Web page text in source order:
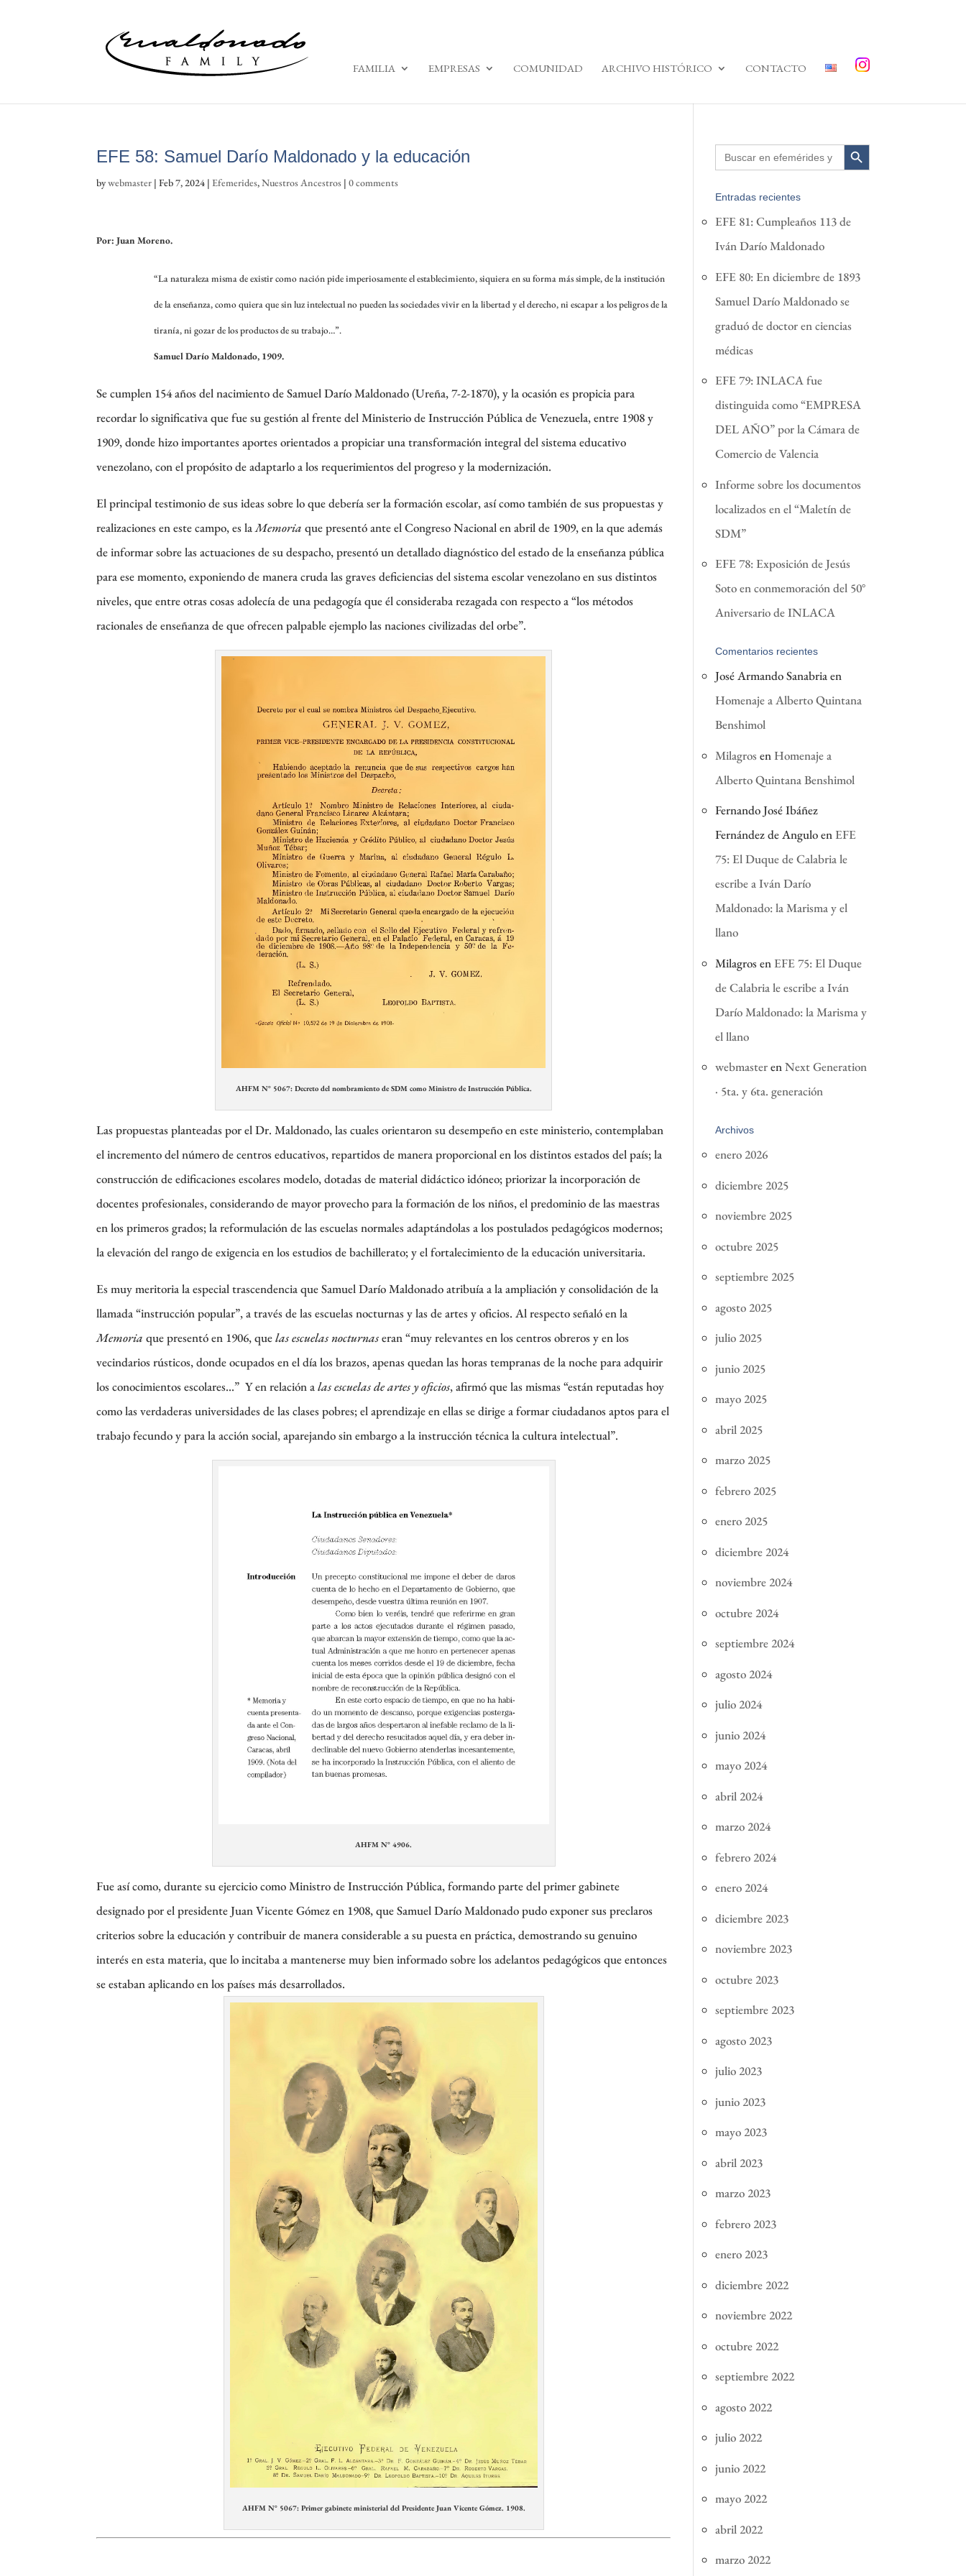
FAMILIA EMPRESAS COMUNIDAD ARCHIVO HISTÓRICO CONTACTO
EFE 58: Samuel Darío Maldonado y la educación
bywebmaster |Feb 7, 2024 |Efemerides,Nuestros Ancestros |0 comments
Por: Juan Moreno.
“La naturaleza misma de existir como nación pide imperiosamente el establecimiento, siquiera en su forma más simple, de la institución
de la enseñanza, como quiera que sin luz intelectual no pueden las sociedades vivir en la libertad y el derecho, ni escapar a los peligros de la
tiranía, ni gozar de los productos de su trabajo…”.
Samuel Darío Maldonado, 1909.
Se cumplen 154 años del nacimiento de Samuel Darío Maldonado (Ureña, 7-2-1870), y la ocasión es propicia para
recordar lo significativa que fue su gestión al frente del Ministerio de Instrucción Pública de Venezuela, entre 1908 y
1909, donde hizo importantes aportes orientados a propiciar una transformación integral del sistema educativo
venezolano, con el propósito de adaptarlo a los requerimientos del progreso y la modernización.
El principal testimonio de sus ideas sobre lo que debería ser la formación escolar, así como también de sus propuestas y
realizaciones en este campo, es laMemoriaque presentó ante el Congreso Nacional en abril de 1909, en la que además
de informar sobre las actuaciones de su despacho, presentó un detallado diagnóstico del estado de la enseñanza pública
para ese momento, exponiendo de manera cruda las graves deficiencias del sistema escolar venezolano en sus distintos
niveles, que entre otras cosas adolecía de una pedagogía que él consideraba rezagada con respecto a “los métodos
racionales de enseñanza de que ofrecen palpable ejemplo las naciones civilizadas del orbe”.
AHFM N° 5067: Decreto del nombramiento de SDM como Ministro de Instrucción Pública.
Las propuestas planteadas por el Dr. Maldonado, las cuales orientaron su desempeño en este ministerio, contemplaban
el incremento del número de centros educativos, repartidos de manera proporcional en los distintos estados del país; la
construcción de edificaciones escolares modelo, dotadas de material didáctico idóneo; priorizar la incorporación de
docentes profesionales, considerando de mayor provecho para la formación de los niños, el predominio de las maestras
en los primeros grados; la reformulación de las escuelas normales adaptándolas a los postulados pedagógicos modernos;
la elevación del rango de exigencia en los estudios de bachillerato; y el fortalecimiento de la educación universitaria.
Es muy meritoria la especial trascendencia que Samuel Darío Maldonado atribuía a la ampliación y consolidación de la
llamada “instrucción popular”, a través de las escuelas nocturnas y las de artes y oficios. Al respecto señaló en la
Memoriaque presentó en 1906, quelas escuelas nocturnaseran “muy relevantes en los centros obreros y en los
vecindarios rústicos, donde ocupados en el día los brazos, apenas quedan las horas tempranas de la noche para adquirir
los conocimientos escolares…” Y en relación alas escuelas de artes y oficios, afirmó que las mismas “están reputadas hoy
como las verdaderas universidades de las clases pobres; el aprendizaje en ellas se dirige a formar ciudadanos aptos para el
trabajo fecundo y para la acción social, aparejando sin embargo a la instrucción técnica la cultura intelectual”.
AHFM N° 4906.
Fue así como, durante su ejercicio como Ministro de Instrucción Pública, formando parte del primer gabinete
designado por el presidente Juan Vicente Gómez en 1908, que Samuel Darío Maldonado pudo exponer sus preclaros
criterios sobre la educación y contribuir de manera considerable a su puesta en práctica, demostrando su genuino
interés en esta materia, que lo incitaba a mantenerse muy bien informado sobre los adelantos pedagógicos que entonces
se estaban aplicando en los países más desarrollados.
AHFM N° 5067: Primer gabinete ministerial del Presidente Juan Vicente Gómez. 1908.
Search
for:
Search Button
Entradas recientes
EFE 81: Cumpleaños 113 de
Iván Darío Maldonado
EFE 80: En diciembre de 1893
Samuel Darío Maldonado se
graduó de doctor en ciencias
médicas
EFE 79: INLACA fue
distinguida como “EMPRESA
DEL AÑO” por la Cámara de
Comercio de Valencia
Informe sobre los documentos
localizados en el “Maletín de
SDM”
EFE 78: Exposición de Jesús
Soto en conmemoración del 50°
Aniversario de INLACA
Comentarios recientes
José Armando Sanabriaen
Homenaje a Alberto Quintana
Benshimol
Milagros enHomenaje a
Alberto Quintana Benshimol
Fernando José Ibáñez
Fernández de Anguloen EFE
75: El Duque de Calabria le
escribe a Iván Darío
Maldonado: la Marisma y el
llano
Milagrosen EFE 75: El Duque
de Calabria le escribe a Iván
Darío Maldonado: la Marisma y
el llano
webmasterenNext Generation
· 5ta. y 6ta. generación
Archivos
enero 2026
diciembre 2025
noviembre 2025
octubre 2025
septiembre 2025
agosto 2025
julio 2025
junio 2025
mayo 2025
abril 2025
marzo 2025
febrero 2025
enero 2025
diciembre 2024
noviembre 2024
octubre 2024
septiembre 2024
agosto 2024
julio 2024
junio 2024
mayo 2024
abril 2024
marzo 2024
febrero 2024
enero 2024
diciembre 2023
noviembre 2023
octubre 2023
septiembre 2023
agosto 2023
julio 2023
junio 2023
mayo 2023
abril 2023
marzo 2023
febrero 2023
enero 2023
diciembre 2022
noviembre 2022
octubre 2022
septiembre 2022
agosto 2022
julio 2022
junio 2022
mayo 2022
abril 2022
marzo 2022